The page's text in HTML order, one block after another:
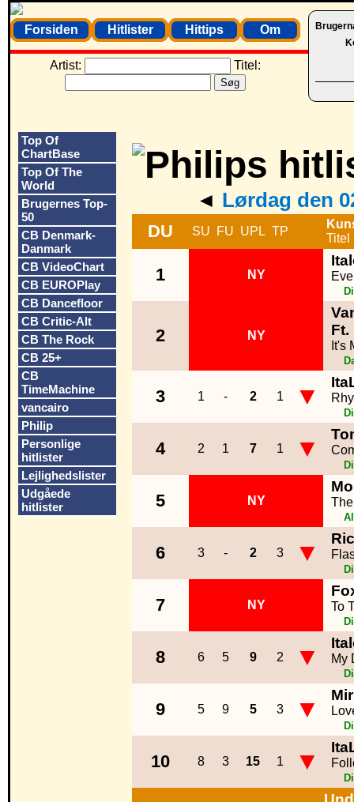
Forsiden Hitlister Hittips Om
Artist: Titel:
Top Of
ChartBase
Top Of The
World
Brugernes Top-
50
CB Denmark-
Danmark
CB VideoChart
CB EUROPlay
CB Dancefloor
CB Critic-Alt
CB The Rock
CB 25+
CB
TimeMachine
vancairo
Philip
Personlige
hitlister
Lejlighedslister
Udgåede
hitlister
◄ Lørdag den
DU SU FU UPL TP
Titel
1 NY
2 NY
Ft.
It's
3 1 - 2 1 ▼
4 2 1 7 1 ▼
5 NY
6 3 - 2 3 ▼
7 NY To
8 6 5 9 2 ▼ My
9 5 9 5 3 ▼
10 8 3 15 1 ▼